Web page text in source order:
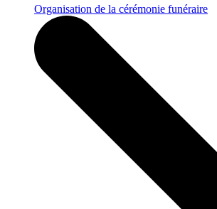
Organisation de la cérémonie funéraire